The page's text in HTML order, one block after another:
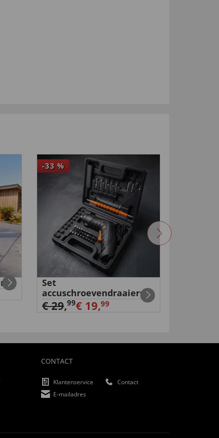
-33 %
Set
accuschroevendraaiers
€ 29,99€ 19,99
CONTACT
Klantenservice
Contact
E-mailadres